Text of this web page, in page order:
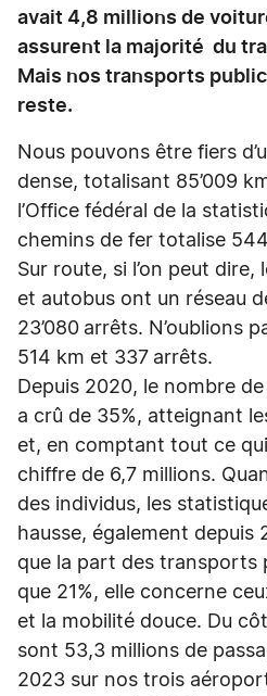
avait 4,8 millions de
assurent la majorité du
Mais nos transports
reste.
Nous pouvons être fiers
dense, totalisant 85’009
l’Office fédéral de la
chemins de fer totalise
Sur route, si l’on peut
et autobus ont un réseau
23’080 arrêts. N’oublions
514 km et 337 arrêts.
Depuis 2020, le nombre
a crû de 35%, atteignant
et, en comptant tout ce
chiffre de 6,7 millions.
des individus, les
hausse, également depuis
que la part des transports
que 21%, elle concerne
et la mobilité douce. Du
sont 53,3 millions de
2023 sur nos trois